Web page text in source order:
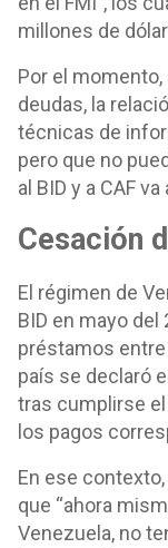
millones de
Por el
deudas, la
técnicas de
pero que no
al BID y a CAF
Cesación
El régimen de
BID en mayo del
préstamos entre
país se declaró
tras cumplirse
los pagos
En ese contexto,
que “ahora
Venezuela, no